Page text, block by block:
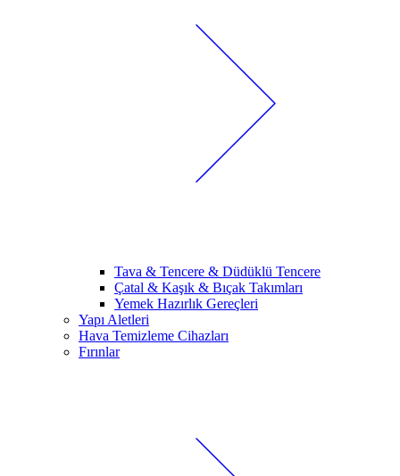
Tava & Tencere & Düdüklü Tencere
Çatal & Kaşık & Bıçak Takımları
Yemek Hazırlık Gereçleri
Yapı Aletleri
Hava Temizleme Cihazları
Fırınlar